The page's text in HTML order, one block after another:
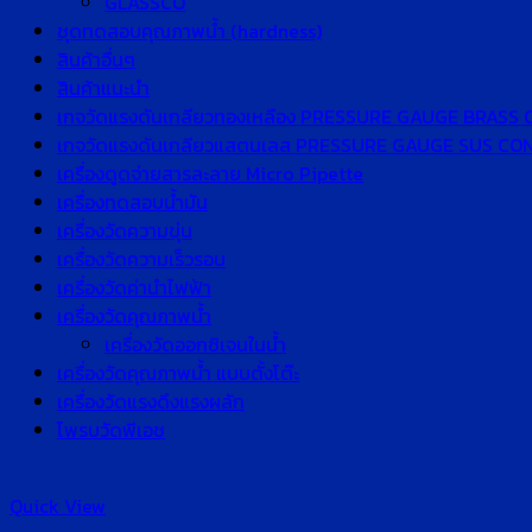
ชุดทดสอบคุณภาพน้ำ (hardness)
สินค้าอื่นๆ
สินค้าแนะนำ
เกจวัดแรงดันเกลียวทองเหลือง PRESSURE GAUGE BRASS
เกจวัดแรงดันเกลียวแสตนเลส PRESSURE GAUGE SUS
เครื่องดูดจ่ายสารละลาย Micro Pipette
เครื่องทดสอบน้ำมัน
เครื่องวัดความขุ่น
เครื่องวัดความเร็วรอบ
เครื่องวัดค่านำไฟฟ้า
เครื่องวัดคุณภาพน้ำ
เครื่องวัดออกซิเจนในน้ำ
เครื่องวัดคุณภาพน้ำ แบบตั้งโต๊ะ
เครื่องวัดแรงดึงแรงผลัก
โพรบวัดพีเอช
Quick View